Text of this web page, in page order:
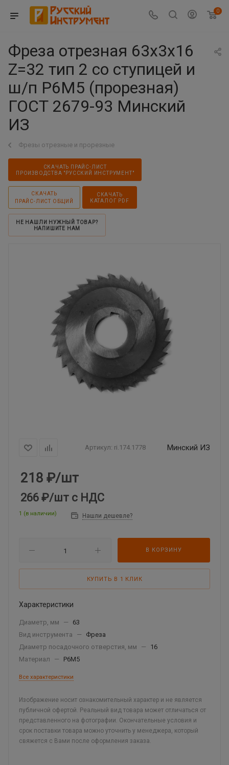
0
Фреза отрезная 63х3х16
Z=32 тип 2 со ступицей и
ш/п Р6М5 (прорезная)
ГОСТ 2679-93 Минский
ИЗ
Фрезы отрезные и прорезные
СКАЧАТЬ ПРАЙС-ЛИСТ
ПРОИЗВОДСТВА "РУССКИЙ ИНСТРУМЕНТ"
СКАЧАТЬ
ПРАЙС-ЛИСТ ОБЩИЙ
СКАЧАТЬ
КАТАЛОГ PDF
НЕ НАШЛИ НУЖНЫЙ ТОВАР?
НАПИШИТЕ НАМ
Артикул: ri.174.1778 Минский ИЗ
218 ₽/шт
266 ₽/шт с НДС
1 (в наличии) Нашли дешевле?
В КОРЗИНУ
КУПИТЬ В 1 КЛИК
Характеристики
Диаметр, мм —
63
Вид инструмента
—
Фреза
Диаметр посадочного отверстия, мм
—
16
Материал
— Р6М5
Все характеристики
Изображение носит ознакомительный характер и не является
публичной офертой. Реальный вид товара может отличаться от
представленного на фотографии. Окончательные условия и
срок поставки товара можно уточнить у менеджера, который
свяжется с Вами после оформления заказа.